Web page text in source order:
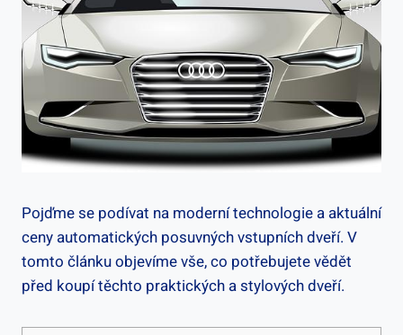
Pojďme ‍se⁤ podívat na ‍moderní technologie a⁢ aktuální
‌ceny automatických ⁣posuvných ⁤vstupních dveří. V
tomto článku⁢ objevíme vše, co potřebujete vědět
před koupí těchto ​praktických a stylových dveří.